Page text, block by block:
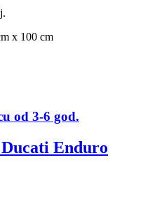
x 100 cm
od 3-6 god.
Enduro